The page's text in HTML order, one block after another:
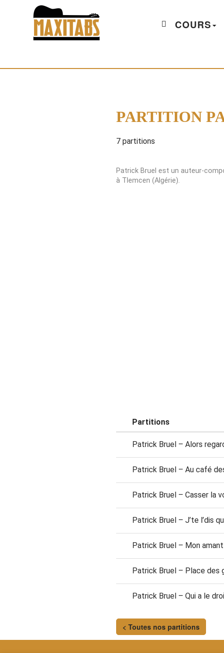
COURS
PARTITION
7 partitions
Patrick Bruel est un auteur-
à Tlemcen (Algérie).
Partitions
Patrick Bruel – Alors
Patrick Bruel – Au café
Patrick Bruel – Casser la
Patrick Bruel – J’te l’dis
Patrick Bruel – Mon
Patrick Bruel – Place des
Patrick Bruel – Qui a le
< Toutes nos partitions